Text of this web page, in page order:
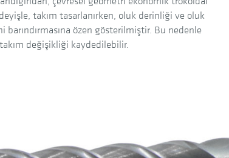
takım tasarlanırken, oluk derinliği ve oluk
özen gösterilmiştir. Bu nedenle
değişikliği kaydedilebilir.